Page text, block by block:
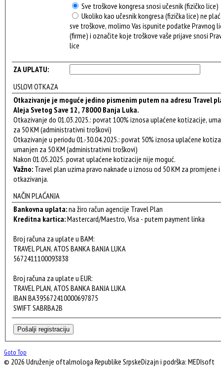
Sve troškove kongresa snosi učesnik (fizičko lice)
Ukoliko kao učesnik kongresa (fizička lice) ne
sve troškove, molimo Vas ispunite podatke Pravnog
(firme) i označite koje troškove vaše prijave snosi
lice
ZA UPLATU:
USLOVI OTKAZA
Otkazivanje je moguće jedino pismenim putem na adresu Travel
Aleja Svetog Save 12, 78000 Banja Luka.
Otkazivanje do 01.03.2025.: povrat 100% iznosa uplaćene kotizacije,
za 50 KM (administrativni troškovi)
Otkazivanje u periodu 01.-30.04.2025.: povrat 50% iznosa uplaćene
umanjen za 50 KM (administrativni troškovi)
Nakon 01.05.2025. povrat uplaćene kotizacije nije moguć.
Važno: Travel plan uzima pravo naknade u iznosu od 50 KM za promjene i
otkazivanja.
NAČIN PLAĆANJA
Bankovna uplata:na žiro račun agencije Travel Plan
Kreditna kartica:Mastercard/Maestro, Visa - putem payment linka
Broj računa za uplate u BAM:
TRAVEL PLAN, ATOS BANKA BANJA LUKA
5672411100093838
Broj računa za uplate u EUR:
TRAVEL PLAN, ATOS BANKA BANJA LUKA
IBAN BA395672410000697875
SWIFT SABRBA2B
Goto Top
© 2026 Udruženje oftalmologa Republike SrpskeDizajn i podrška: MEDIsoft